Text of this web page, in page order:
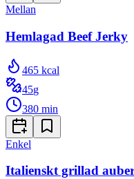
Mellan
Hemlagad Beef Jerky
465 kcal
45g
380 min
Enkel
Italienskt grillad